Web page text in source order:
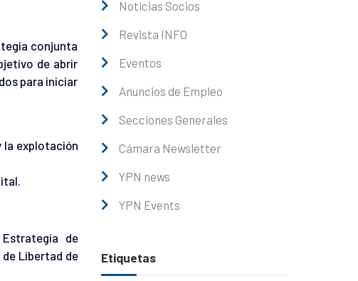
conjunta
de abrir
para iniciar
la explotación
de
de Libertad de
Noticias Socios
Revista INFO
Eventos
Anuncios de Empleo
Secciones Generales
Cámara Newsletter
YPN news
YPN Events
Etiquetas